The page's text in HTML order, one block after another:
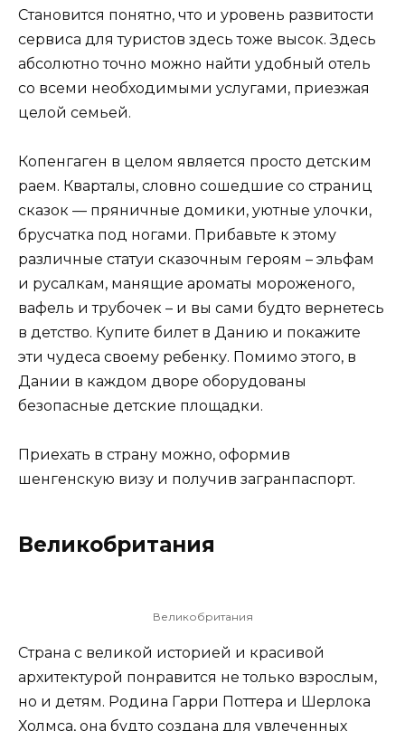
Становится понятно, что и уровень развитости
сервиса для туристов здесь тоже высок. Здесь
абсолютно точно можно найти удобный отель
со всеми необходимыми услугами, приезжая
целой семьей.
Копенгаген в целом является просто детским
раем. Кварталы, словно сошедшие со страниц
сказок — пряничные домики, уютные улочки,
брусчатка под ногами. Прибавьте к этому
различные статуи сказочным героям – эльфам
и русалкам, манящие ароматы мороженого,
вафель и трубочек – и вы сами будто вернетесь
в детство. Купите билет в Данию и покажите
эти чудеса своему ребенку. Помимо этого, в
Дании в каждом дворе оборудованы
безопасные детские площадки.
Приехать в страну можно, оформив
шенгенскую визу и получив загранпаспорт.
Великобритания
Великобритания
Страна с великой историей и красивой
архитектурой понравится не только взрослым,
но и детям. Родина Гарри Поттера и Шерлока
Холмса, она будто создана для увлеченных